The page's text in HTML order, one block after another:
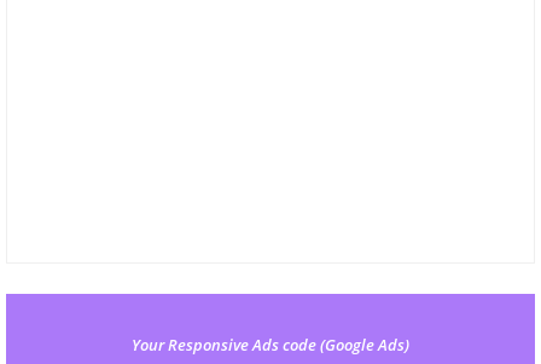
Your Responsive Ads code (Google Ads)